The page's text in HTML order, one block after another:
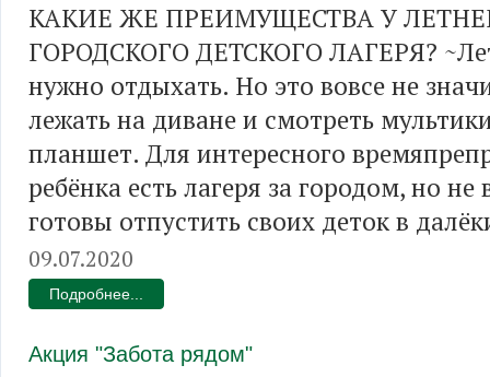
КАКИЕ ЖЕ ПРЕИМУЩЕСТВА У
ГОРОДСКОГО ДЕТСКОГО ЛАГЕРЯ?
нужно отдыхать. Но это вовсе не
лежать на диване и смотреть
планшет. Для интересного
ребёнка есть лагеря за городом, но не
готовы отпустить своих деток в
09.07.2020
Подробнее...
Акция "Забота рядом"